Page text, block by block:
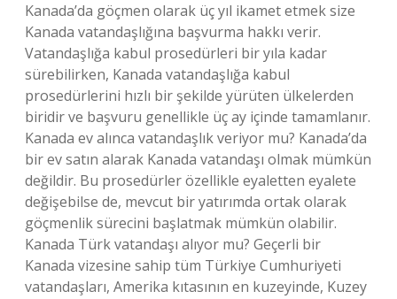
Kanada’da göçmen olarak üç yıl ikamet etmek size
Kanada vatandaşlığına başvurma hakkı verir.
Vatandaşlığa kabul prosedürleri bir yıla kadar
sürebilirken, Kanada vatandaşlığa kabul
prosedürlerini hızlı bir şekilde yürüten ülkelerden
biridir ve başvuru genellikle üç ay içinde tamamlanır.
Kanada ev alınca vatandaşlık veriyor mu? Kanada’da
bir ev satın alarak Kanada vatandaşı olmak mümkün
değildir. Bu prosedürler özellikle eyaletten eyalete
değişebilse de, mevcut bir yatırımda ortak olarak
göçmenlik sürecini başlatmak mümkün olabilir.
Kanada Türk vatandaşı alıyor mu? Geçerli bir
Kanada vizesine sahip tüm Türkiye Cumhuriyeti
vatandaşları, Amerika kıtasının en kuzeyinde, Kuzey